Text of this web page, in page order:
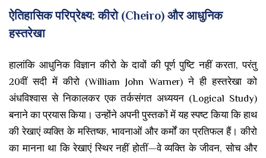
ऐतिहासिक परिप्रेक्ष्य: कीरो (Cheiro) और आधुनिक
हस्तरेखा
हालांकि आधुनिक विज्ञान कीरो के दावों की पूर्ण पुष्टि नहीं करता, परंतु
20वीं सदी में कीरो (William John Warner) ने ही हस्तरेखा को
अंधविश्वास से निकालकर एक तर्कसंगत अध्ययन (Logical Study)
बनाने का प्रयास किया। उन्होंने अपनी पुस्तकों में यह स्पष्ट किया कि हाथ
की रेखाएं व्यक्ति के मस्तिष्क, भावनाओं और कर्मों का प्रतिफल हैं। कीरो
का मानना था कि रेखाएं स्थिर नहीं होतीं—वे व्यक्ति के जीवन, सोच और